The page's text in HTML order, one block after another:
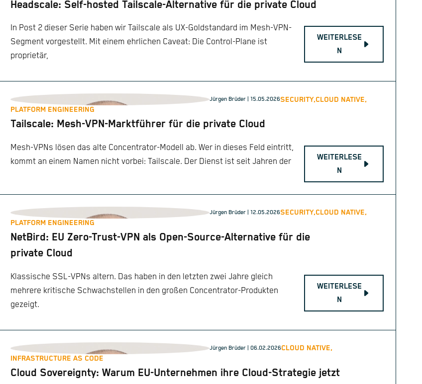
Headscale: Self-hosted Tailscale-Alternative für die private Cloud
In Post 2 dieser Serie haben wir Tailscale als UX-Goldstandard im Mesh-VPN-
Segment vorgestellt. Mit einem ehrlichen Caveat: Die Control-Plane ist
proprietär,
WEITERLESE
N
Jürgen Brüder | 15.05.2026SECURITY,CLOUD NATIVE,
PLATFORM ENGINEERING
Tailscale: Mesh-VPN-Marktführer für die private Cloud
Mesh-VPNs lösen das alte Concentrator-Modell ab. Wer in dieses Feld eintritt,
kommt an einem Namen nicht vorbei: Tailscale. Der Dienst ist seit Jahren der
WEITERLESE
N
Jürgen Brüder | 12.05.2026SECURITY,CLOUD NATIVE,
PLATFORM ENGINEERING
NetBird: EU Zero-Trust-VPN als Open-Source-Alternative für die
private Cloud
Klassische SSL-VPNs altern. Das haben in den letzten zwei Jahre gleich
mehrere kritische Schwachstellen in den großen Concentrator-Produkten
gezeigt.
WEITERLESE
N
Jürgen Brüder | 06.02.2026CLOUD NATIVE,
INFRASTRUCTURE AS CODE
Cloud Sovereignty: Warum EU-Unternehmen ihre Cloud-Strategie jetzt